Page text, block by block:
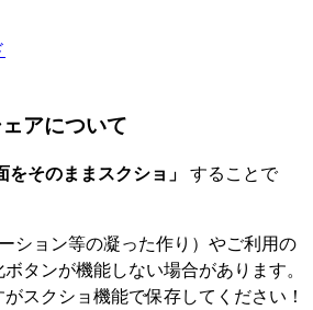
アについて
をそのままスクショ」 することで
ション等の凝った作り）やご利用の
タンが機能しない場合があります。
スクショ機能で保存してください！